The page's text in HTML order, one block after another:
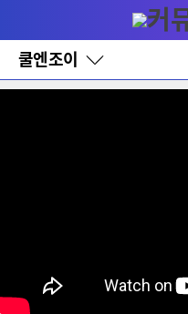
와
홈
쿨엔조이
바
로